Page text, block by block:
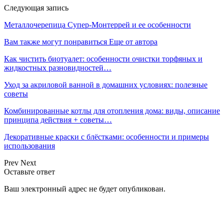
Следующая запись
Металлочерепица Супер-Монтеррей и ее особенности
Вам также могут понравиться Еще от автора
Как чистить биотуалет: особенности очистки торфяных и
жидкостных разновидностей…
Уход за акриловой ванной в домашних условиях: полезные
советы
Комбинированные котлы для отопления дома: виды, описание
принципа действия + советы…
Декоративные краски с блёстками: особенности и примеры
использования
Prev Next
Оставьте ответ
Ваш электронный адрес не будет опубликован.